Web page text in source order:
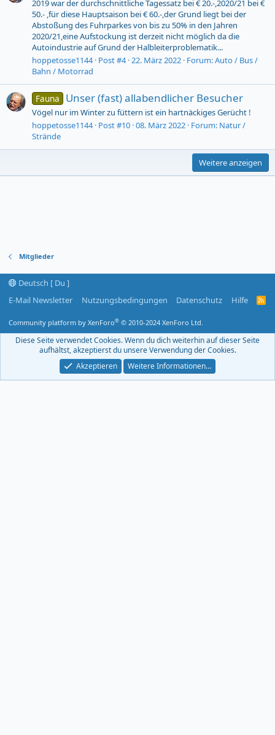
2019 war der durchschnittliche Tagessatz bei € 20.-,2020/21 bei €
50.- ,für diese Hauptsaison bei € 60.-,der Grund liegt bei der
Abstoßung des Fuhrparkes von bis zu 50% in den Jahren
2020/21,eine Aufstockung ist derzeit nicht möglich da die
Autoindustrie auf Grund der Halbleiterproblematik...
hoppetosse1144 Post #4 22. März 2022 Forum:Auto / Bus /
Bahn / Motorrad
Fauna Unser (fast) allabendlicher Besucher
Vögel nur im Winter zu füttern ist ein hartnäckiges Gerücht !
hoppetosse1144 Post #10 08. März 2022 Forum: Natur /
Strände
Weitere anzeigen
Mitglieder
Deutsch [ Du ]
E-Mail Newsletter
Nutzungsbedingungen Datenschutz Hilfe
R
F
Community platform by XenForo® © 2010-2024 XenForo Ltd.
Diese Seite verwendet Cookies. Wenn du dich weiterhin auf dieser Seite
aufhältst, akzeptierst du unsere Verwendung der Cookies.
Akzeptieren
Weitere Informationen…